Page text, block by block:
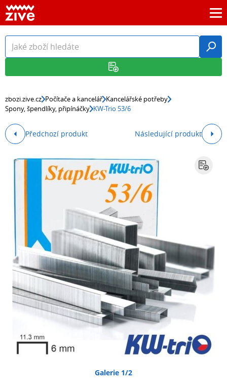
zbozi.zive.cz Počítače a kancelář Kancelářské potřeby
Spony, špendlíky, připínáčky KW-Trio 53/6
Předchozí produkt Následující produkt
Galerie 1/2